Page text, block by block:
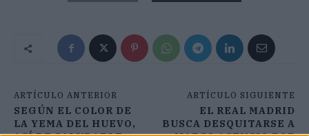
ARTÍCULO ANTERIOR
SEGÚN EL COLOR DE
LA YEMA DEL HUEVO,
ARTÍCULO SIGUIENTE
EL REAL MADRID
BUSCA DESQUITARSE A